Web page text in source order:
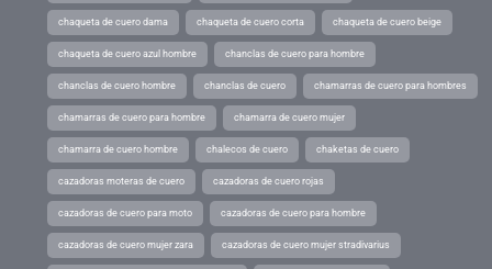
chaqueta de cuero dama chaqueta de cuero corta chaqueta de cuero beige
chaqueta de cuero azul hombre chanclas de cuero para hombre
chanclas de cuero hombre chanclas de cuero chamarras de cuero para hombres
chamarras de cuero para hombre chamarra de cuero mujer
chamarra de cuero hombre chalecos de cuero chaketas de cuero
cazadoras moteras de cuero cazadoras de cuero rojas
cazadoras de cuero para moto cazadoras de cuero para hombre
cazadoras de cuero mujer zara cazadoras de cuero mujer stradivarius